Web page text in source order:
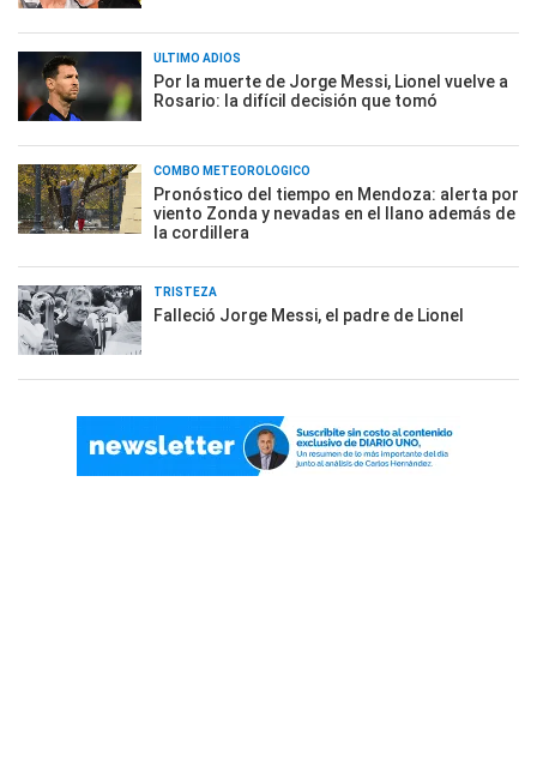
ÚLTIMO ADIÓS
Por la muerte de Jorge Messi, Lionel vuelve a
Rosario: la difícil decisión que tomó
COMBO METEOROLÓGICO
Pronóstico del tiempo en Mendoza: alerta por
viento Zonda y nevadas en el llano además de
la cordillera
TRISTEZA
Falleció Jorge Messi, el padre de Lionel